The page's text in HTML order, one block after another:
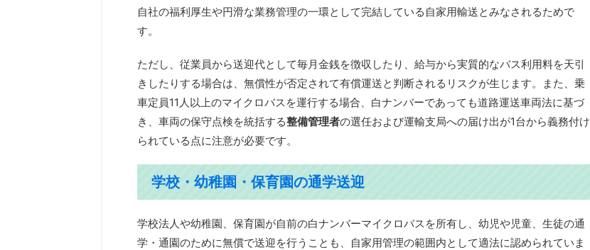
自社の福利厚生や円滑な業務管理の一環として完結している自家用輸送とみなされるためで
す。
ただし、従業員から送迎代として毎月金銭を徴収したり、給与から実質的なバス利用料を天引
きしたりする場合は、無償性が否定されて有償運送と判断されるリスクが生じます。また、乗
車定員11人以上のマイクロバスを運行する場合、白ナンバーであっても道路運送車両法に基づ
き、車両の保守点検を統括する整備管理者の選任および運輸支局への届け出が1台から義務付け
られている点に注意が必要です。
学校・幼稚園・保育園の通学送迎
学校法人や幼稚園、保育園が自前の白ナンバーマイクロバスを所有し、幼児や児童、生徒の通
学・通園のために無償で送迎を行うことも、自家用管理の範囲内として適法に認められていま